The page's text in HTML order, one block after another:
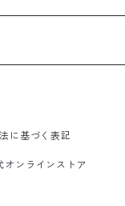
に基づく表記
オンラインストア